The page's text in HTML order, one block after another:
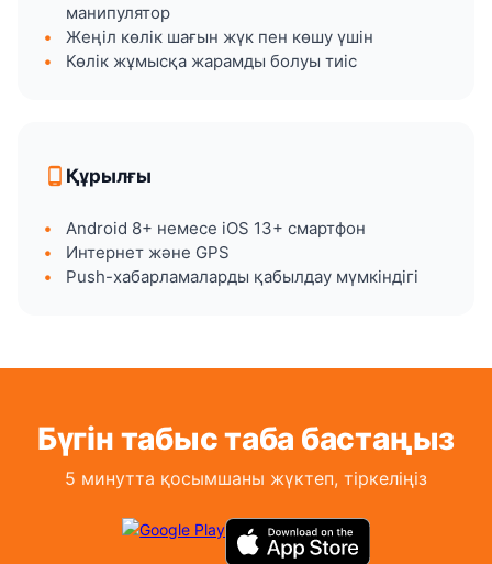
манипулятор
Жеңіл көлік шағын жүк пен көшу үшін
Көлік жұмысқа жарамды болуы тиіс
phone_android Құрылғы
Android 8+ немесе iOS 13+ смартфон
Интернет және GPS
Push-хабарламаларды қабылдау мүмкіндігі
Бүгін табыс таба бастаңыз
5 минутта қосымшаны жүктеп, тіркеліңіз